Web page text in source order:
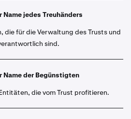
jedes Treuhänders
die für die Verwaltung des Trusts und
sind.
der Begünstigten
die vom Trust profitieren.